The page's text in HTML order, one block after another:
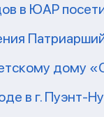
в ЮАР
дому
в г. Пуэнт-